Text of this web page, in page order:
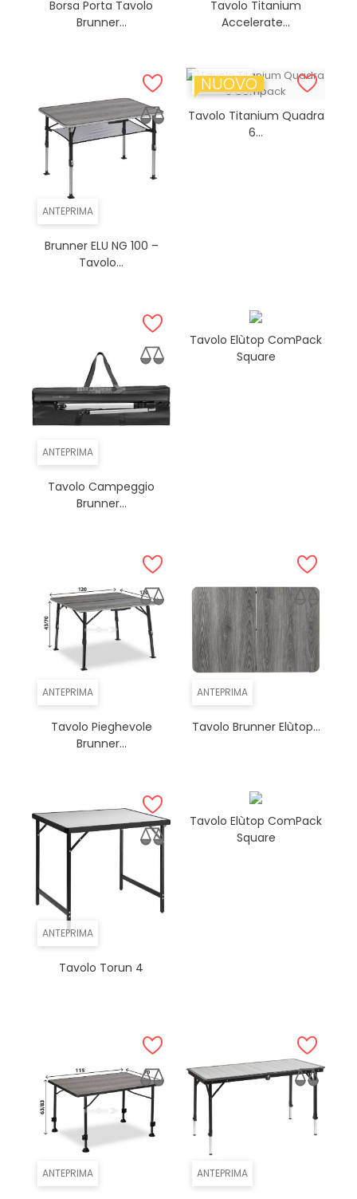
Borsa Porta Tavolo
Brunner...
Tavolo Titanium
Accelerate...
ANTEPRIMA
Brunner ELU NG 100 –
Tavolo...
ANTEPRIMA
NUOVO
Tavolo Titanium Quadra
6...
ANTEPRIMA
Tavolo Campeggio
Brunner...
Tavolo Elùtop ComPack
Square
ANTEPRIMA
Tavolo Pieghevole
Brunner...
ANTEPRIMA
Tavolo Brunner Elùtop...
ANTEPRIMA
Tavolo Torun 4
Tavolo Elùtop ComPack
Square
ANTEPRIMA ANTEPRIMA